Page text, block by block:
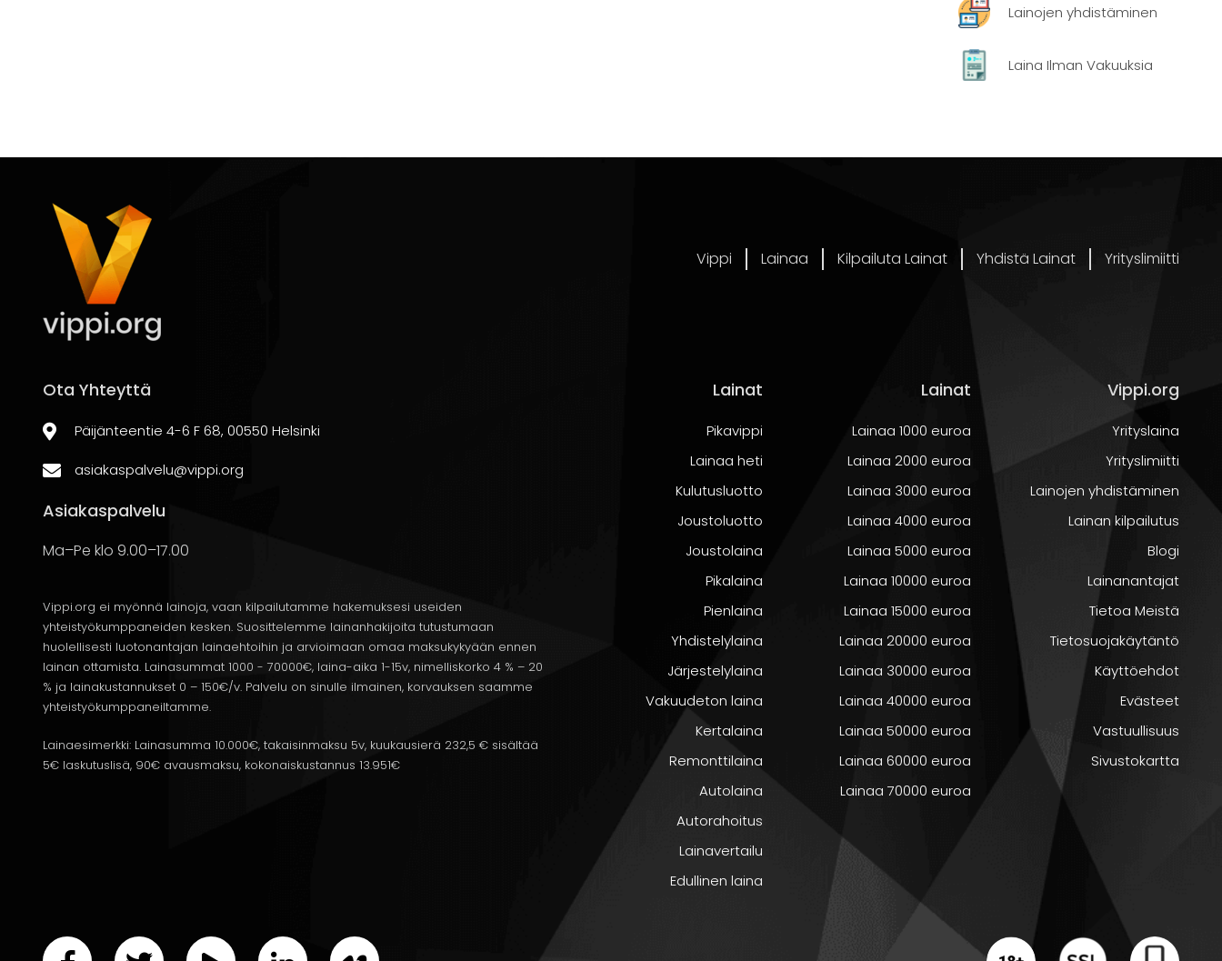
tarkoittaa yleensä pienempiä kuukausieriä, mutta samallalainan kokonaiskustannuksetnousevat korkojen vuoksi.
Valitse laina-aika, joka sopii taloudelliseen tilanteeseesi ja huomioi traktorin arvioitu käyttöikä.
Rahoituksen budjetointi
korkoihin kuukausittain. Huomioi myös traktorin käyttöön liittyvät muut kulut, kuten polttoaine, huollot ja vakuutukset.
Varmista, että lainan takaisinmaksu ei aiheuta kohtuutonta rasitetta taloudellesi.
Vakuudet ja takaukset lainalle
Lainanantajat voivat vaatia vakuuksia tai takauksia
. Vakuutena voi toimia
esimerkiksi kiinteistö tai muu omaisuus. Takauksen voi antaa toinen henkilö, joka sitoutuu vastaamaan lainasta, jos itse
et pysty maksamaan sitä takaisin. Selvitä, millaisia vakuuksia tai takauksia eri lainanantajat edellyttävät ja arvioi, ovatko
ne mahdollisia ja järkeviä tilanteessasi.
Lainan hakeminen ja rahoitusprosessi
, seuraava askel on täyttää lainahakemus. Useimmat rahoitusyhtiöt tarjoavat
nykyään helpon ja nopean verkkohaun. Hakemuksessa sinun tulee antaa tietoja itsestäsi, tuloistasi ja menoistasi sekä
hankittavasta traktorista. Mitä tarkemmin täytät hakemuksen, sitä nopeammin saat
Lainojen yhdistäminen
Laina Ilman Vakuuksia
Ota Yhteyttä
Päijänteentie 4-6 F 68, 00550 Helsinki
asiakaspalvelu@vippi.org
Asiakaspalvelu
Ma–Pe klo 9.00–17.00
Vippi.org ei myönnä lainoja, vaan kilpailutamme hakemuksesi useiden
yhteistyökumppaneiden kesken. Suosittelemme lainanhakijoita tutustumaan
huolellisesti luotonantajan lainaehtoihin ja arvioimaan omaa maksukykyään ennen
lainan ottamista. Lainasummat 1000 - 70000€, laina-aika 1-15v, nimelliskorko 4 % – 20
% ja lainakustannukset 0 – 150€/v. Palvelu on sinulle ilmainen, korvauksen saamme
yhteistyökumppaneiltamme.
Lainaesimerkki: Lainasumma 10.000€, takaisinmaksu 5v, kuukausierä 232,5 € sisältää
5€ laskutuslisä, 90€ avausmaksu, kokonaiskustannus 13.951€
Lainat
Pikavippi
Lainaa heti
Kulutusluotto
Joustoluotto
Joustolaina
Pikalaina
Pienlaina
Yhdistelylaina
Järjestelylaina
Vakuudeton laina
Kertalaina
Remonttilaina
Autolaina
Autorahoitus
Lainavertailu
Edullinen laina
Lainat
Lainaa 1000 euroa
Lainaa 2000 euroa
Lainaa 3000 euroa
Lainaa 4000 euroa
Lainaa 5000 euroa
Lainaa 10000 euroa
Lainaa 15000 euroa
Lainaa 20000 euroa
Lainaa 30000 euroa
Lainaa 40000 euroa
Lainaa 50000 euroa
Lainaa 60000 euroa
Lainaa 70000 euroa
Vippi.org
Yrityslaina
Yrityslimiitti
Lainojen yhdistäminen
Lainan kilpailutus
Blogi
Lainanantajat
Tietoa Meistä
Tietosuojakäytäntö
Käyttöehdot
Evästeet
Vastuullisuus
Sivustokartta
Vippi Lainaa Kilpailuta Lainat Yhdistä Lainat Yrityslimiitti